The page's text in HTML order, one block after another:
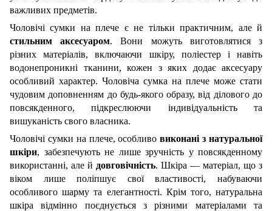
важливих предметів.
Чоловічі сумки на плече є не тільки практичним, але й
стильним аксесуаром. Вони можуть виготовлятися з
різних матеріалів, включаючи шкіру, поліестер і навіть
водонепроникні тканини, кожен з яких додає аксесуару
особливий характер. Чоловіча сумка на плече може стати
чудовим доповненням до будь-якого образу, від ділового до
повсякденного, підкреслюючи індивідуальність та
вишуканість свого власника.
Чоловічі сумки на плече, особливовиконані з натуральної
шкіри, забезпечують не лише зручність у повсякденному
використанні, але й довговічність. Шкіра — матеріал, що з
віком лише поліпшує свої властивості, набуваючи
особливого шарму та елегантності. Крім того, натуральна
шкіра відмінно поєднується з різними матеріалами та